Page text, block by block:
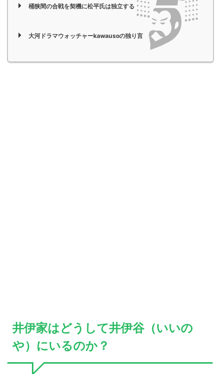
桶狭間の合戦を契機に松平氏は独立する
大河ドラマウォッチャーkawausoの独り言
井伊家はどうして井伊谷（いいの
や）にいるのか？